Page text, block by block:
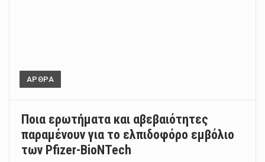
ΑΡΘΡΑ
Ποια ερωτήματα και αβεβαιότητες
παραμένουν για το ελπιδοφόρο εμβόλιο
των Pfizer-BioNTech